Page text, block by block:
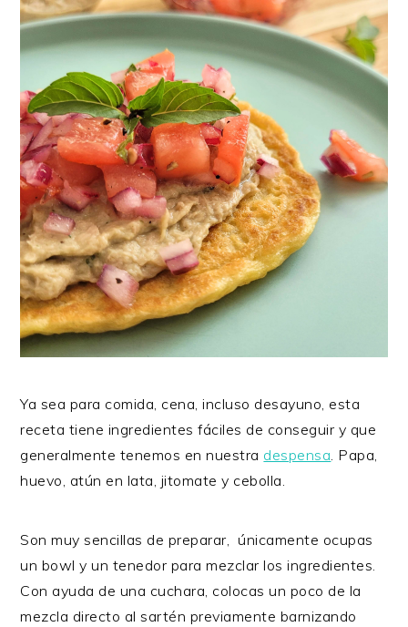
Ya sea para comida, cena, incluso desayuno, esta
receta tiene ingredientes fáciles de conseguir y que
generalmente tenemos en nuestra despensa. Papa,
huevo, atún en lata, jitomate y cebolla.
Son muy sencillas de preparar, únicamente ocupas
un bowl y un tenedor para mezclar los ingredientes.
Con ayuda de una cuchara, colocas un poco de la
mezcla directo al sartén previamente barnizando